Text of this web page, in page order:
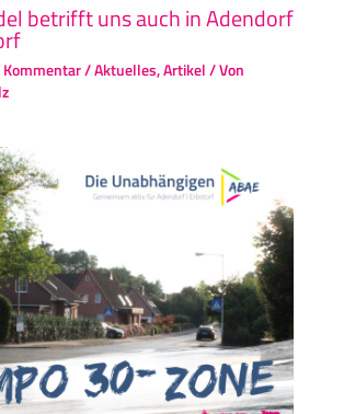
betrifft uns auch in Adendorf
/Aktuelles,Artikel/ Von